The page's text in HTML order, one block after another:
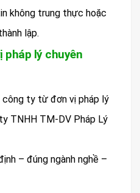
không trung thực hoặc
lập.
pháp lý chuyên
công ty từ đơn vị pháp lý
TNHH TM-DV Pháp Lý
– đúng ngành nghề –